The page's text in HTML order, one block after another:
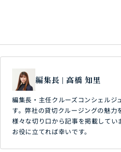
編集長 | 高橋 知里
編集長・主任クルーズコンシェルジ
す。弊社の貸切クルージングの魅力
様々な切り口から記事を掲載してい
お役に立てれば幸いです。